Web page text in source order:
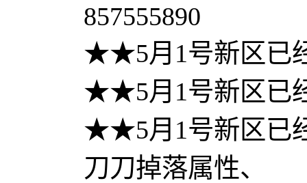
857555890
★★5月1号新区
★★5月1号新区
★★5月1号新区
刀刀掉落属性、